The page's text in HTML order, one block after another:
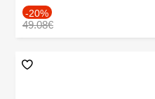
-20%
49.08€